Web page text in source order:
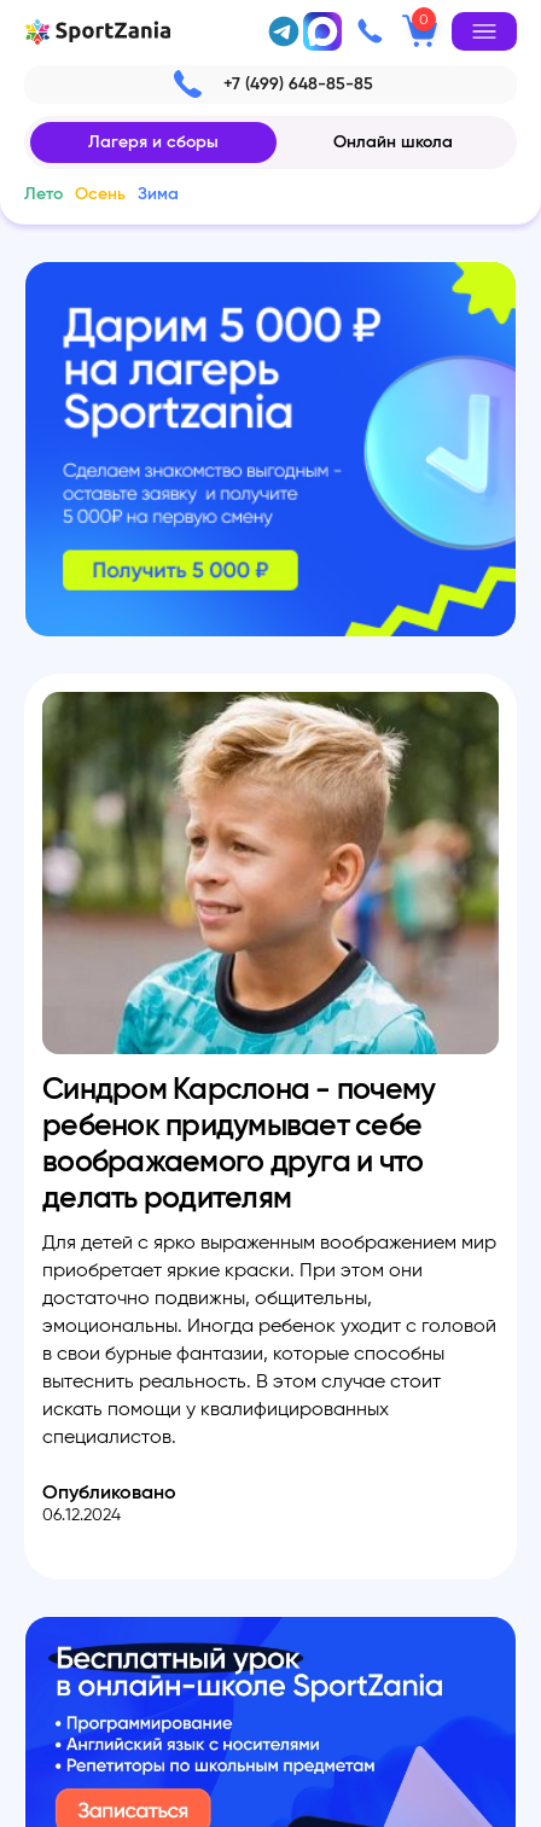
0
+7 (499) 648-85-85
Лагеря и сборы Онлайн школа
Лето Осень Зима
Синдром Карслона - почему
ребенок придумывает себе
воображаемого друга и что
делать родителям
Для детей с ярко выраженным воображением мир
приобретает яркие краски. При этом они
достаточно подвижны, общительны,
эмоциональны. Иногда ребенок уходит с головой
в свои бурные фантазии, которые способны
вытеснить реальность. В этом случае стоит
искать помощи у квалифицированных
специалистов.
Опубликовано
06.12.2024